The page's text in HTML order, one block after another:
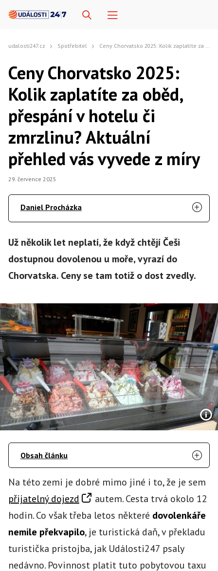
udalosti247.cz Spotřebitel Ceny Chorvatsko 2025: Kolik zaplatíte za oběd, přespání v hotelu či zmrzlinu? Aktuální přehled vás vyvede z míry
Ceny Chorvatsko 2025:
Kolik zaplatíte za oběd,
přespání v hotelu či
zmrzlinu? Aktuální
přehled vás vyvede z míry
29. července 2025
Daniel Procházka
Už několik let neplatí, že když chtějí Češi
dostupnou dovolenou u moře, vyrazí do
Chorvatska. Ceny se tam totiž o dost zvedly.
Obsah článku
Na této zemi je dobré mimo jiné i to, že je sem
přijatelný dojezd
autem. Cesta trvá okolo 12
hodin. Co však třeba letos některé dovolenkáře
nemile překvapilo, je turistická daň, v překladu
turistička pristojba, jak Události247 psaly
nedávno. Povinnost platit tuto pobytovou taxu